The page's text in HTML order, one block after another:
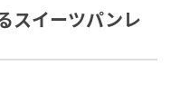
スイーツパンレ